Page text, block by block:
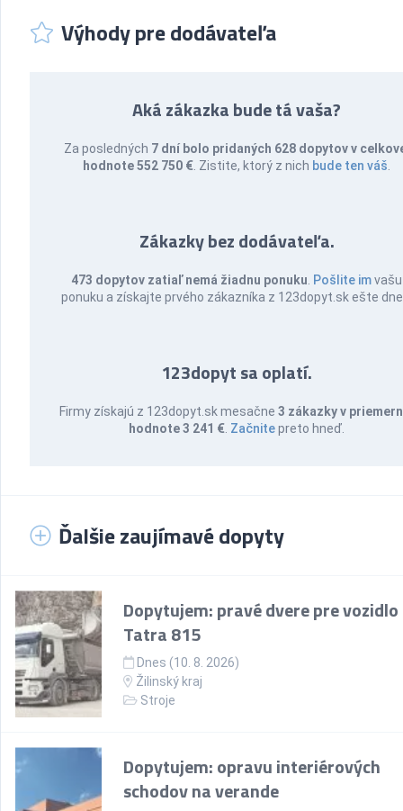
Výhody pre dodávateľa
Aká zákazka bude tá vaša?
Za posledných 7 dní bolo pridaných 628 dopytov v
hodnote 552 750 € . Zistite, ktorý z nich bude ten váš
Zákazky bez dodávateľa.
473 dopytov zatiaľ nemá žiadnu ponuku Pošlite imvašu
ponuku a získajte prvého zákazníka z 123dopyt.sk ešte
123dopyt sa oplatí.
Firmy získajú z 123dopyt.sk mesačne3 zákazky v
hodnote 3 241 € Začnitepreto hneď.
Ďalšie zaujímavé dopyty
Dopytujem: pravé dvere pre vozidlo
Tatra 815
Dnes (10. 8. 2026)
Žilinský kraj
Stroje
Dopytujem: opravu interiérových
schodov na verande